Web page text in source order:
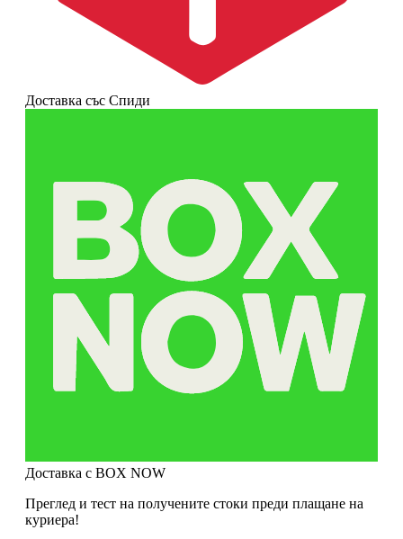
Доставка със Спиди
Доставка с BOX NOW
Преглед и тест на получените стоки преди плащане на
куриера!